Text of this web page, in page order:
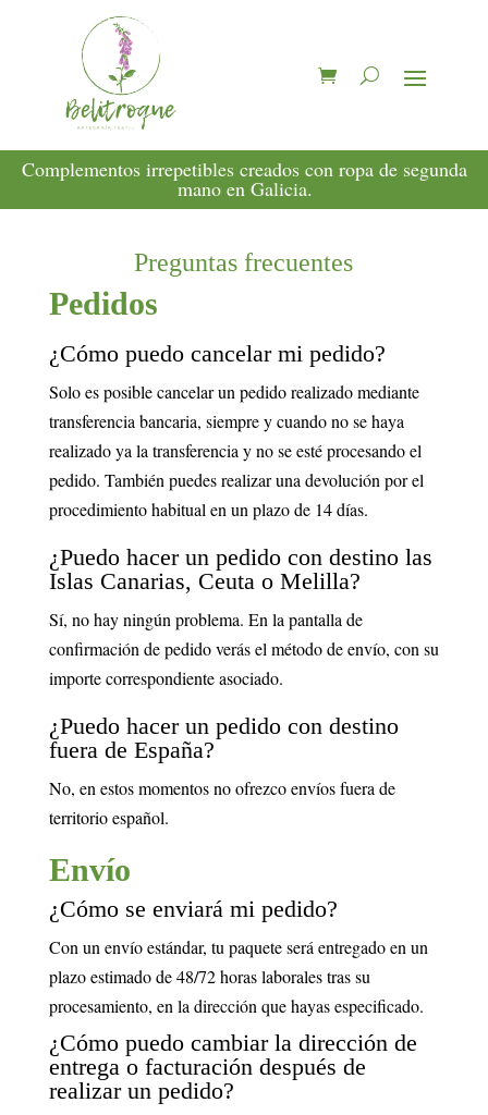
Complementos irrepetibles creados con ropa de segunda
mano en Galicia.
Preguntas frecuentes
Pedidos
¿Cómo puedo cancelar mi pedido?
Solo es posible cancelar un pedido realizado mediante
transferencia bancaria, siempre y cuando no se haya
realizado ya la transferencia y no se esté procesando el
pedido. También puedes realizar una devolución por el
procedimiento habitual en un plazo de 14 días.
¿Puedo hacer un pedido con destino las
Islas Canarias, Ceuta o Melilla?
Sí, no hay ningún problema. En la pantalla de
confirmación de pedido verás el método de envío, con su
importe correspondiente asociado.
¿Puedo hacer un pedido con destino
fuera de España?
No, en estos momentos no ofrezco envíos fuera de
territorio español.
Envío
¿Cómo se enviará mi pedido?
Con un envío estándar, tu paquete será entregado en un
plazo estimado de 48/72 horas laborales tras su
procesamiento, en la dirección que hayas especificado.
¿Cómo puedo cambiar la dirección de
entrega o facturación después de
realizar un pedido?